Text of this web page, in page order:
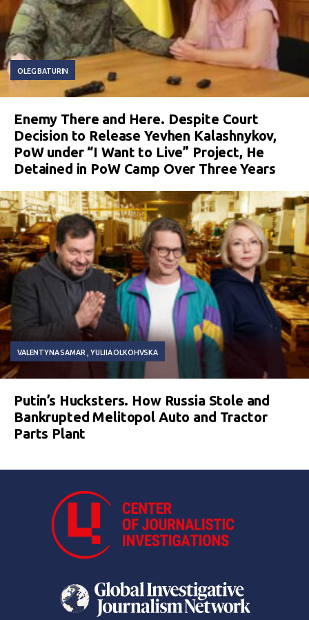
OLEG BATURIN
Enemy There and Here. Despite Court
Decision to Release Yevhen Kalashnykov,
PoW under “I Want to Live” Project, He
Detained in PoW Camp Over Three Years
VALENTYNA SAMAR YULIIA OLKOHVSKA
Putin’s Hucksters. How Russia Stole and
Bankrupted Melitopol Auto and Tractor
Parts Plant